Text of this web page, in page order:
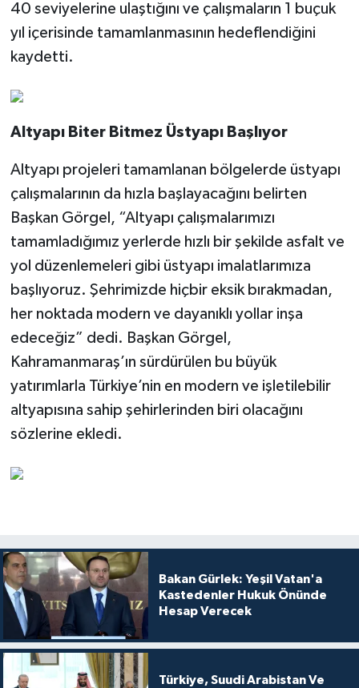
40 seviyelerine ulaştığını ve çalışmaların 1 buçuk
yıl içerisinde tamamlanmasının hedeflendiğini
kaydetti.
Altyapı Biter Bitmez Üstyapı Başlıyor
Altyapı projeleri tamamlanan bölgelerde üstyapı
çalışmalarının da hızla başlayacağını belirten
Başkan Görgel, “Altyapı çalışmalarımızı
tamamladığımız yerlerde hızlı bir şekilde asfalt ve
yol düzenlemeleri gibi üstyapı imalatlarımıza
başlıyoruz. Şehrimizde hiçbir eksik bırakmadan,
her noktada modern ve dayanıklı yollar inşa
edeceğiz” dedi. Başkan Görgel,
Kahramanmaraş’ın sürdürülen bu büyük
yatırımlarla Türkiye’nin en modern ve işletilebilir
altyapısına sahip şehirlerinden biri olacağını
sözlerine ekledi.
Bakan Gürlek: Yeşil Vatan'a
Kastedenler Hukuk Önünde
Hesap Verecek
Türkiye, Suudi Arabistan Ve